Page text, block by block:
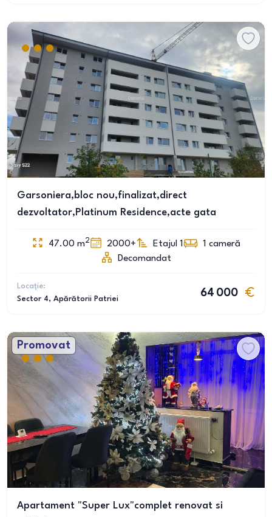
Garsoniera,bloc nou,finalizat,direct
dezvoltator,Platinum Residence,acte gata
47.00 m2 2000+ Etajul 1 1 cameră
Decomandat
Locație:
Sector 4, Apărătorii Patriei
64 000
Promovat
Apartament "Super Lux"complet renovat si